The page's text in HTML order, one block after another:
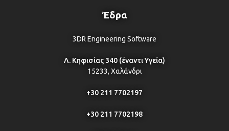
Έδρα
3DR Engineering Software
Λ. Κηφισίας 340 (έναντι Υγεία)
15233, Χαλάνδρι
+30 211 7702197
+30 211 7702198